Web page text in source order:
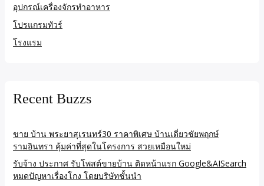
อุปกรณ์เครื่องจักรทำอาหาร
โปรแกรมทัวร์
โรงแรม
Recent Buzzs
ขาย บ้าน พระยาสุเรนทร์30 ราคาพิเศษ บ้านเดี่ยวชัยพฤกษ์
รามอินทรา คุ้มค่าที่สุดในโครงการ สวยเหมือนใหม่
รับจ้าง ประกาศ รับโพสต์ขายบ้าน ติดหน้าแรก Google&AISearch
หมดปัญหาเรื่องโกง โดยบริษัทชั้นนำ